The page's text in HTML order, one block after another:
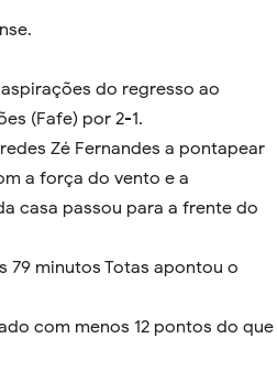
do regresso ao
(Fafe) por 2-1.
Zé Fernandes a pontapear
a força do vento e a
casa passou para a frente do
79 minutos Totas apontou o
com menos 12 pontos do que